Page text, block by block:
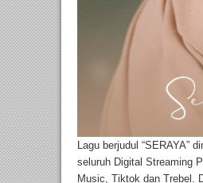
Lagu berjudul “SERAYA”
seluruh Digital Streaming
Music, Tiktok dan Trebel.